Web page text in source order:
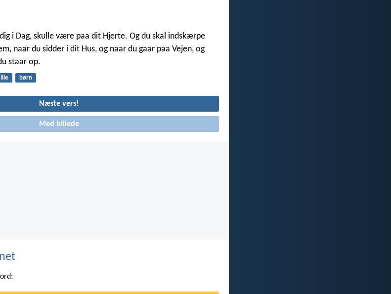
i Dag, skulle være paa dit Hjerte. Og du skal indskærpe
naar du sidder i dit Hus, og naar du gaar paa Vejen, og
staar op.
børn
Næste vers!
Med billede